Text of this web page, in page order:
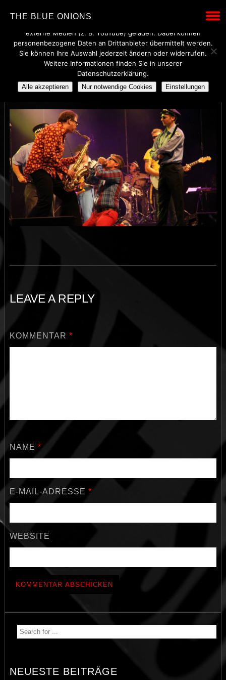
THE BLUE ONIONS
BARTENDER
LEAVE A REPLY
KOMMENTAR *
NAME *
E-MAIL-ADRESSE *
WEBSITE
NEUESTE BEITRÄGE
Wir verwenden technisch notwendige Cookies, um den Betrieb
dieser Website sicherzustellen. Mit Ihrer Einwilligung werden
externe Medien (z. B. YouTube) geladen. Dabei können
personenbezogene Daten an Drittanbieter übermittelt werden.
Sie können Ihre Auswahl jederzeit ändern oder widerrufen.
Weitere Informationen finden Sie in unserer
Datenschutzerklärung.
Alle akzeptieren Nur notwendige Cookies Einstellungen